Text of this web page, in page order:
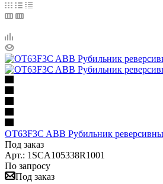
OT63F3C ABB Рубильник
Под заказ
Арт.: 1SCA105338R1001
По запросу
Под заказ